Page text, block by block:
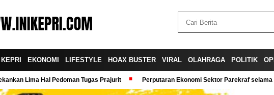
KEPRI EKONOMI LIFESTYLE HOAX BUSTER VIRAL OLAHRAGA POLITIK
Lima Hal Pedoman Tugas Prajurit Perputaran Ekonomi Sektor Parekraf